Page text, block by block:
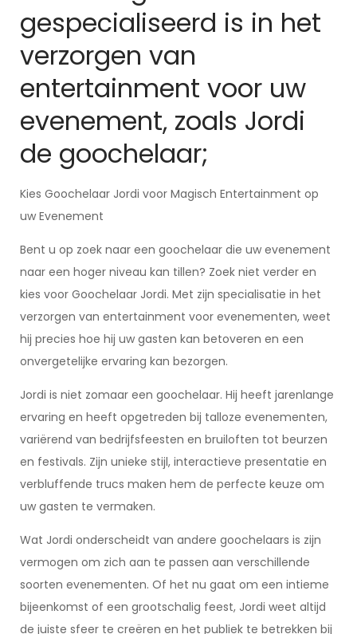
gespecialiseerd is in het
verzorgen van
entertainment voor uw
evenement, zoals Jordi
de goochelaar;
Kies Goochelaar Jordi voor Magisch Entertainment op
uw Evenement
Bent u op zoek naar een goochelaar die uw evenement
naar een hoger niveau kan tillen? Zoek niet verder en
kies voor Goochelaar Jordi. Met zijn specialisatie in het
verzorgen van entertainment voor evenementen, weet
hij precies hoe hij uw gasten kan betoveren en een
onvergetelijke ervaring kan bezorgen.
Jordi is niet zomaar een goochelaar. Hij heeft jarenlange
ervaring en heeft opgetreden bij talloze evenementen,
variërend van bedrijfsfeesten en bruiloften tot beurzen
en festivals. Zijn unieke stijl, interactieve presentatie en
verbluffende trucs maken hem de perfecte keuze om
uw gasten te vermaken.
Wat Jordi onderscheidt van andere goochelaars is zijn
vermogen om zich aan te passen aan verschillende
soorten evenementen. Of het nu gaat om een intieme
bijeenkomst of een grootschalig feest, Jordi weet altijd
de juiste sfeer te creëren en het publiek te betrekken bij